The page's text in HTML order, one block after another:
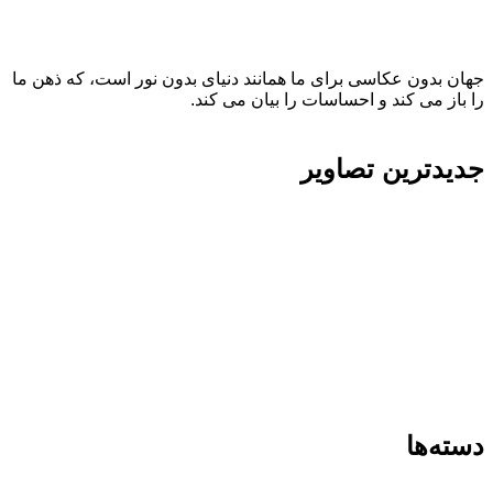
جهان بدون عکاسی برای ما همانند دنیای بدون نور است، که ذهن ما
را باز می کند و احساسات را بیان می کند.
جدیدترین تصاویر
دسته‌ها